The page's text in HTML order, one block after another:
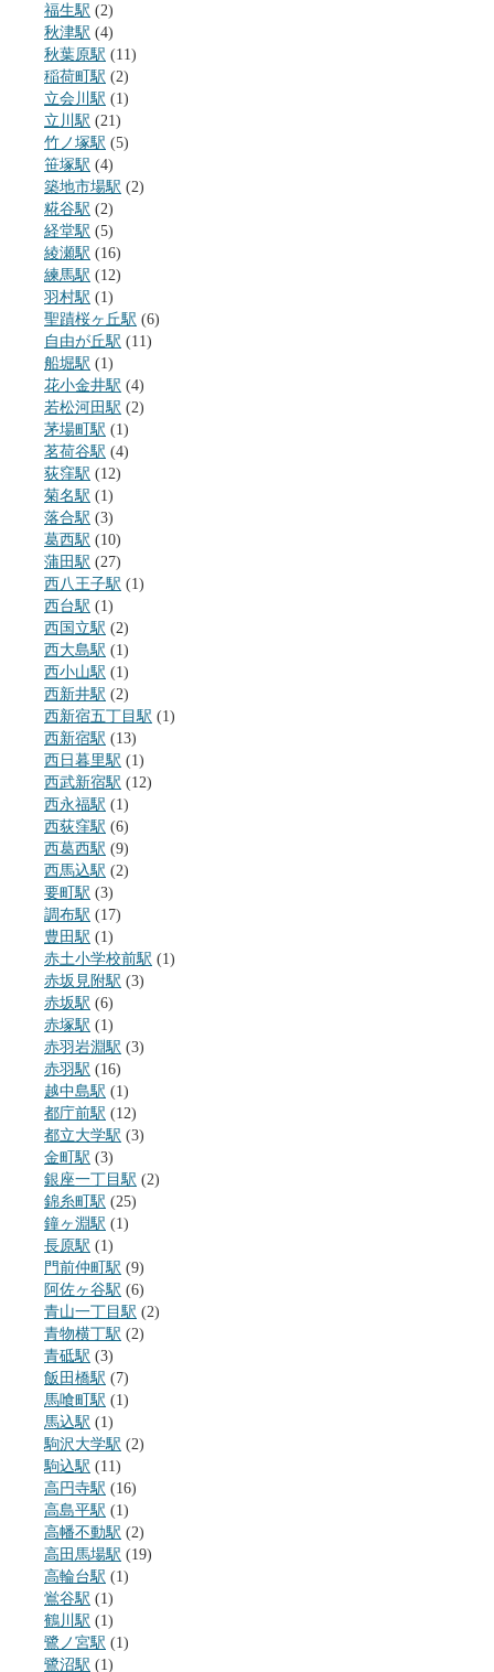
福生駅 (2)
秋津駅 (4)
秋葉原駅 (11)
稲荷町駅 (2)
立会川駅 (1)
立川駅 (21)
竹ノ塚駅 (5)
笹塚駅 (4)
築地市場駅 (2)
糀谷駅 (2)
経堂駅 (5)
綾瀬駅 (16)
練馬駅 (12)
羽村駅 (1)
聖蹟桜ヶ丘駅 (6)
自由が丘駅 (11)
船堀駅 (1)
花小金井駅 (4)
若松河田駅 (2)
茅場町駅 (1)
茗荷谷駅 (4)
荻窪駅 (12)
菊名駅 (1)
落合駅 (3)
葛西駅 (10)
蒲田駅 (27)
西八王子駅 (1)
西台駅 (1)
西国立駅 (2)
西大島駅 (1)
西小山駅 (1)
西新井駅 (2)
西新宿五丁目駅 (1)
西新宿駅 (13)
西日暮里駅 (1)
西武新宿駅 (12)
西永福駅 (1)
西荻窪駅 (6)
西葛西駅 (9)
西馬込駅 (2)
要町駅 (3)
調布駅 (17)
豊田駅 (1)
赤土小学校前駅 (1)
赤坂見附駅 (3)
赤坂駅 (6)
赤塚駅 (1)
赤羽岩淵駅 (3)
赤羽駅 (16)
越中島駅 (1)
都庁前駅 (12)
都立大学駅 (3)
金町駅 (3)
銀座一丁目駅 (2)
錦糸町駅 (25)
鐘ヶ淵駅 (1)
長原駅 (1)
門前仲町駅 (9)
阿佐ヶ谷駅 (6)
青山一丁目駅 (2)
青物横丁駅 (2)
青砥駅 (3)
飯田橋駅 (7)
馬喰町駅 (1)
馬込駅 (1)
駒沢大学駅 (2)
駒込駅 (11)
高円寺駅 (16)
高島平駅 (1)
高幡不動駅 (2)
高田馬場駅 (19)
高輪台駅 (1)
鴬谷駅 (1)
鶴川駅 (1)
鷺ノ宮駅 (1)
鷺沼駅 (1)